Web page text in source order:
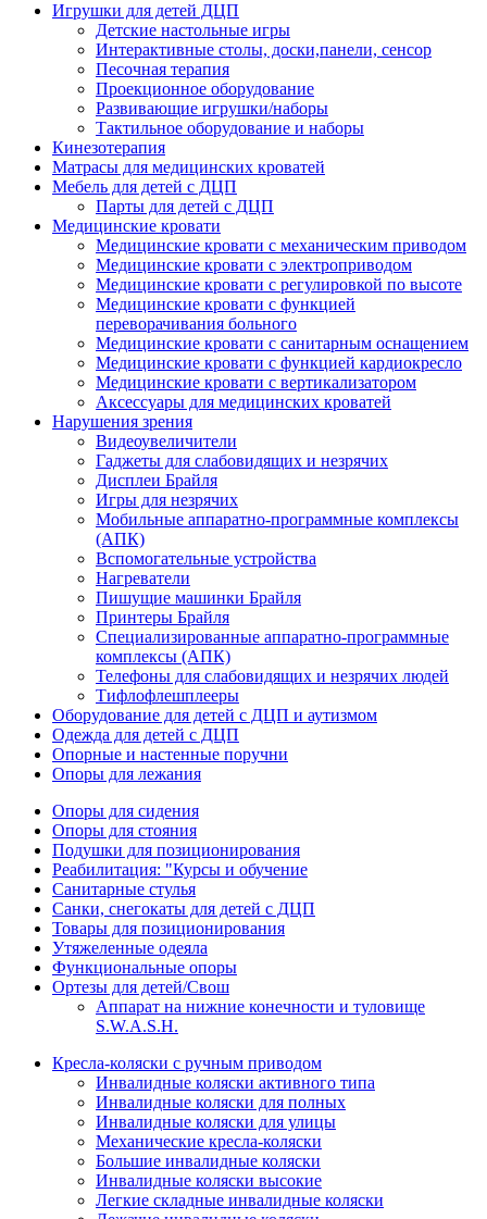
Игрушки для детей ДЦП
Детские настольные игры
Интерактивные столы, доски,панели, сенсор
Песочная терапия
Проекционное оборудование
Развивающие игрушки/наборы
Тактильное оборудование и наборы
Кинезотерапия
Матрасы для медицинских кроватей
Мебель для детей с ДЦП
Парты для детей с ДЦП
Медицинские кровати
Медицинские кровати с механическим приводом
Медицинские кровати с электроприводом
Медицинские кровати с регулировкой по высоте
Медицинские кровати с функцией
переворачивания больного
Медицинские кровати с санитарным оснащением
Медицинские кровати с функцией кардиокресло
Медицинские кровати с вертикализатором
Аксессуары для медицинских кроватей
Нарушения зрения
Видеоувеличители
Гаджеты для слабовидящих и незрячих
Дисплеи Брайля
Игры для незрячих
Мобильные аппаратно-программные комплексы
(АПК)
Вспомогательные устройства
Нагреватели
Пишущие машинки Брайля
Принтеры Брайля
Специализированные аппаратно-программные
комплексы (АПК)
Телефоны для слабовидящих и незрячих людей
Тифлофлешплееры
Оборудование для детей с ДЦП и аутизмом
Одежда для детей с ДЦП
Опорные и настенные поручни
Опоры для лежания
Опоры для сидения
Опоры для стояния
Подушки для позиционирования
Реабилитация: "Курсы и обучение
Санитарные стулья
Санки, снегокаты для детей с ДЦП
Товары для позиционирования
Утяжеленные одеяла
Функциональные опоры
Ортезы для детей/Свош
Аппарат на нижние конечности и туловище
S.W.A.S.H.
Кресла-коляски с ручным приводом
Инвалидные коляски активного типа
Инвалидные коляски для полных
Инвалидные коляски для улицы
Механические кресла-коляски
Большие инвалидные коляски
Инвалидные коляски высокие
Легкие складные инвалидные коляски